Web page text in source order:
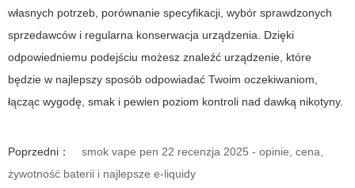
własnych potrzeb, porównanie specyfikacji, wybór sprawdzonych
sprzedawców i regularna konserwacja urządzenia. Dzięki
odpowiedniemu podejściu możesz znaleźć urządzenie, które
będzie w najlepszy sposób odpowiadać Twoim oczekiwaniom,
łącząc wygodę, smak i pewien poziom kontroli nad dawką nikotyny.
Poprzedni：
smok vape pen 22 recenzja 2025 - opinie, cena,
żywotność baterii i najlepsze e-liquidy